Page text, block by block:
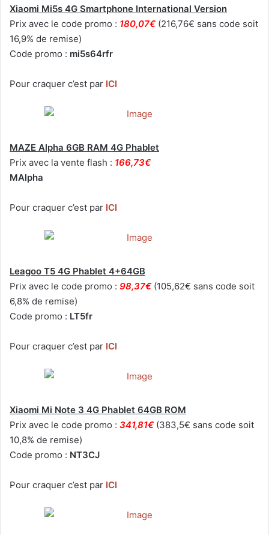
Xiaomi Mi5s 4G Smartphone International Version
Prix avec le code promo : 180,07€ (216,76€ sans code soit
16,9% de remise)
Code promo : mi5s64rfr
Pour craquer c’est par ICI
MAZE Alpha 6GB RAM 4G Phablet
Prix avec la vente flash : 166,73€
MAlpha
Pour craquer c’est par ICI
Leagoo T5 4G Phablet 4+64GB
Prix avec le code promo : 98,37€ (105,62€ sans code soit
6,8% de remise)
Code promo : LT5fr
Pour craquer c’est par ICI
Xiaomi Mi Note 3 4G Phablet 64GB ROM
Prix avec le code promo : 341,81€ (383,5€ sans code soit
10,8% de remise)
Code promo : NT3CJ
Pour craquer c’est par ICI